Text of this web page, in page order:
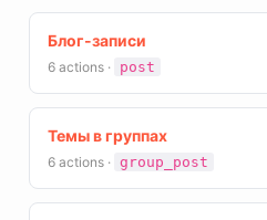
Блог-записи
6 actions · post
Темы в группах
6 actions · group_post